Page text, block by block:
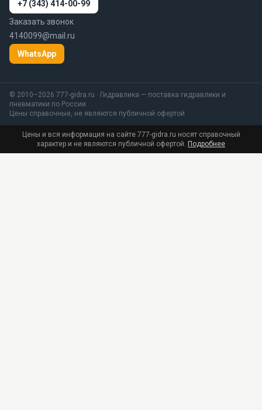
+7 (343) 414-00-99
Заказать звонок
4140099@mail.ru
WhatsApp
© 2010–2026 777-gidra.ru · Гидравлика — поставка гидравлики и
пневматики по России
Цены справочные, не являются публичной офертой
Цены и вся информация на сайте 777-gidra.ru носят справочный
характер и не являются публичной офертой. Подробнее